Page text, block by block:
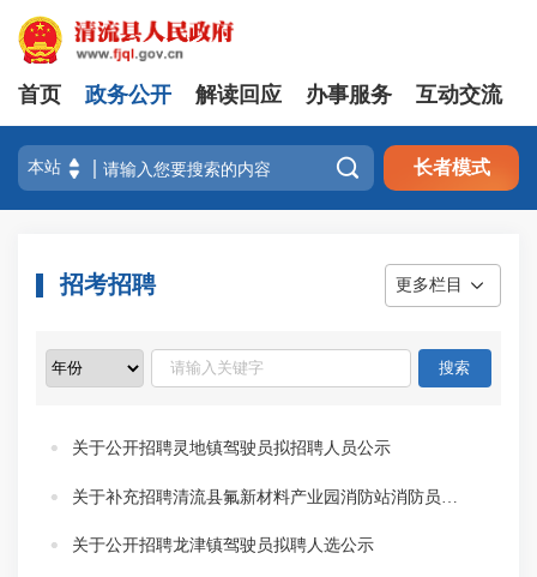
首页 政务公开 解读回应 办事服务 互动交流
 长者模式
招考招聘 更多栏目
关于公开招聘灵地镇驾驶员拟招聘人员公示
关于公开招聘龙津镇驾驶员拟聘人选公示